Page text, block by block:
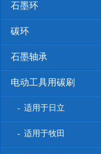
石墨环
碳环
石墨轴承
电动工具用碳刷
- 适用于日立
- 适用于牧田